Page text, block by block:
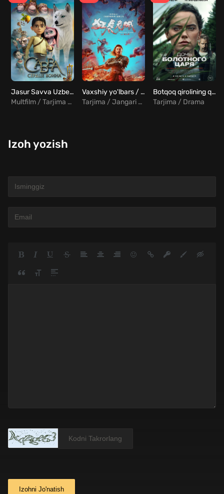
Jasur Savva Uzbek Tilida
Multfilm / Tarjima / Sarguzasht
Vaxshiy yo'lbars / Yo'lbars mutant Uzbek Tilida
Tarjima / Jangari / Qo'rqinchili
Botqoq qirolining qizi Uzbek tilida
Tarjima / Drama
Izoh yozish
Izohni Jo'natish